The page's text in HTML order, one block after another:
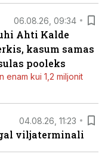
06.08.26, 09:34
Ahti Kalde
kasum samas
pooleks
enam kui 1,2 miljonit
04.08.26, 11:23
viljaterminali